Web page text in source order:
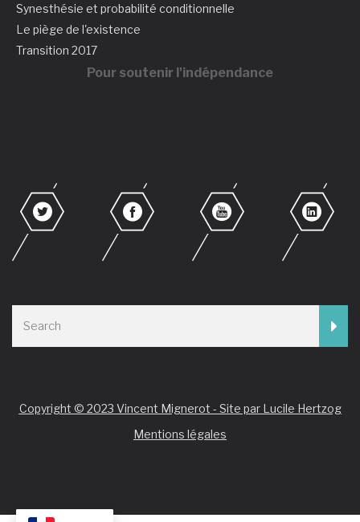
Synesthésie et probabilité conditionnelle
Le piège de l'existence
Transition 2017
Pour soutenir l'indépendance
Copyright © 2023 Vincent Mignerot - Site par Lucile Hertzog
Mentions légales